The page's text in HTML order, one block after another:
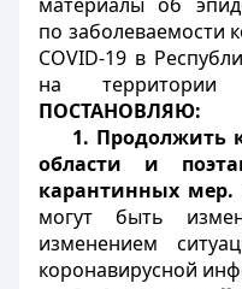
по заболеваемости
COVID-19 в
на территории
ПОСТАНОВЛЯЮ:
1. Продолжить
области и
карантинных мер.
могут быть
изменением
коронавирусной